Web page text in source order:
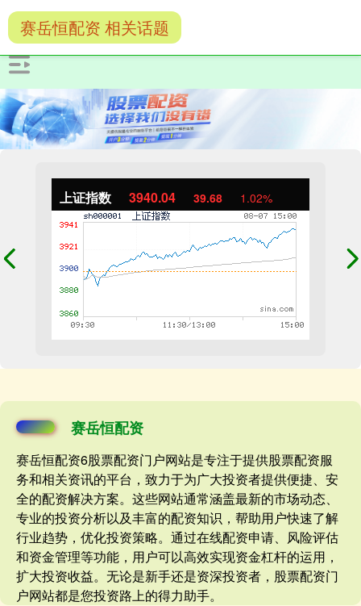
上证指数 3940.04 39.68 1.02%
赛岳恒配资
赛岳恒配资6股票配资门户网站是专注于提供股票配资服
务和相关资讯的平台，致力于为广大投资者提供便捷、安
全的配资解决方案。这些网站通常涵盖最新的市场动态、
专业的投资分析以及丰富的配资知识，帮助用户快速了解
行业趋势，优化投资策略。通过在线配资申请、风险评估
和资金管理等功能，用户可以高效实现资金杠杆的运用，
扩大投资收益。无论是新手还是资深投资者，股票配资门
户网站都是您投资路上的得力助手。
赛岳恒配资 相关话题